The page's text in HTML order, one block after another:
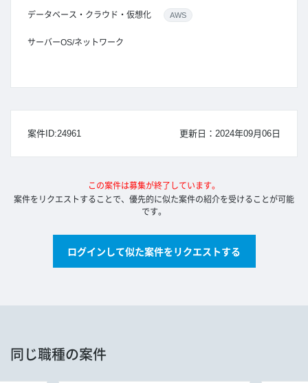
データベース・クラウド・仮想化 AWS
サーバーOS/ネットワーク
更新日：2024年09月06日
案件ID:24961
この案件は募集が終了しています。
案件をリクエストすることで、優先的に似た案件の紹介を受けることが可能
です。
ログインして似た案件をリクエストする
同じ職種の案件